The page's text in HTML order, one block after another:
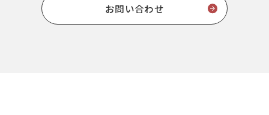
お問い合わせ